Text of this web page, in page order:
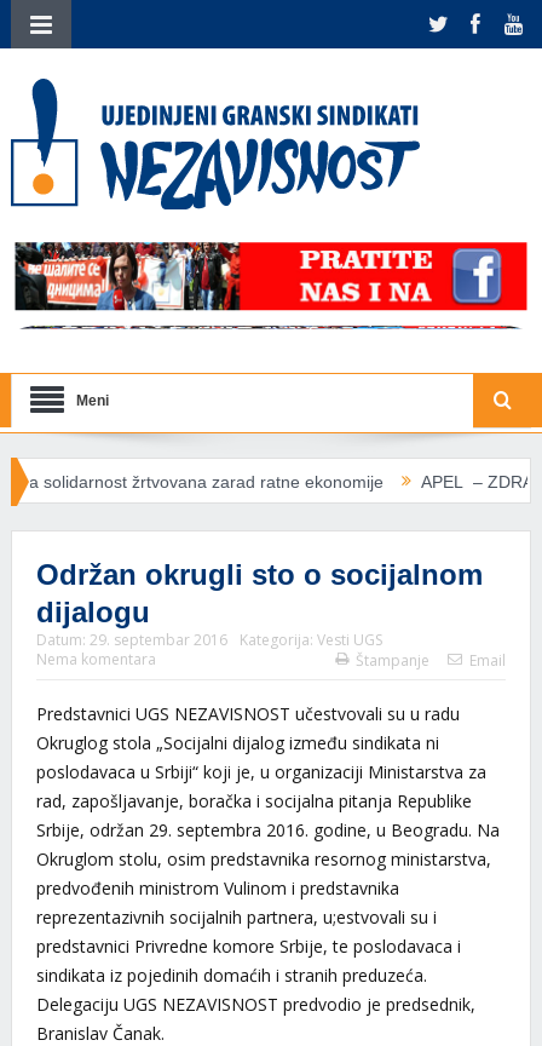
Meni
zarad ratne ekonomije APEL – ZDRAVLJE IZNAD PROFITA
Održan okrugli sto o socijalnom
dijalogu
Datum: 29. septembar 2016 Kategorija: Vesti UGS
Nema komentara
Štampanje Email
Predstavnici UGS NEZAVISNOST učestvovali su u radu
Okruglog stola „Socijalni dijalog između sindikata ni
poslodavaca u Srbiji“ koji je, u organizaciji Ministarstva za
rad, zapošljavanje, boračka i socijalna pitanja Republike
Srbije, održan 29. septembra 2016. godine, u Beogradu. Na
Okruglom stolu, osim predstavnika resornog ministarstva,
predvođenih ministrom Vulinom i predstavnika
reprezentazivnih socijalnih partnera, u;estvovali su i
predstavnici Privredne komore Srbije, te poslodavaca i
sindikata iz pojedinih domaćih i stranih preduzeća.
Delegaciju UGS NEZAVISNOST predvodio je predsednik,
Branislav Čanak.